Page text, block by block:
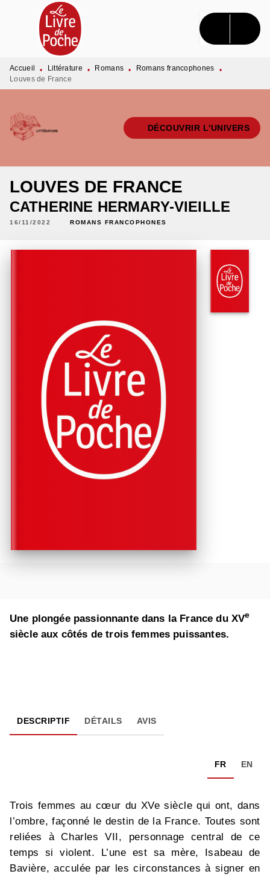
MENU RECHERCHE CONTENU
PIED DE PAGE
Accueil • Littérature • Romans • Romans francophones
•
Louves de France
DÉCOUVRIR L'UNIVERS
LOUVES DE FRANCE
CATHERINE HERMARY-VIEILLE
16/11/2022 ROMANS FRANCOPHONES
Une plongée passionnante dans la France du XVe
siècle aux côtés de trois femmes puissantes.
DESCRIPTIF DÉTAILS AVIS
FR EN
Trois femmes au cœur du XVe siècle qui ont, dans
l’ombre, façonné le destin de la France. Toutes sont
reliées à Charles VII, personnage central de ce
temps si violent. L’une est sa mère, Isabeau de
Bavière, acculée par les circonstances à signer en